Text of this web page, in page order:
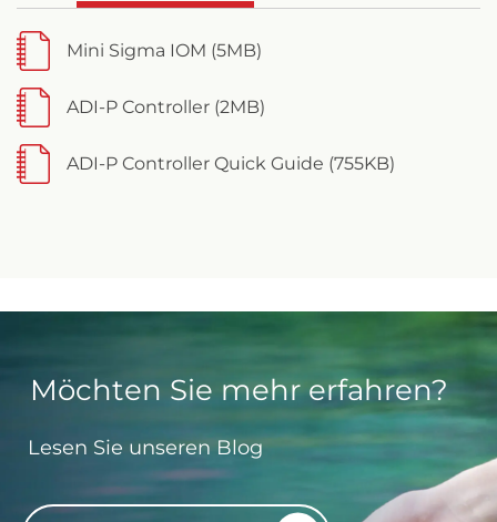
Mini Sigma IOM (5MB)
ADI-P Controller (2MB)
ADI-P Controller Quick Guide (755KB)
Möchten Sie mehr erfahren?
Lesen Sie unseren Blog